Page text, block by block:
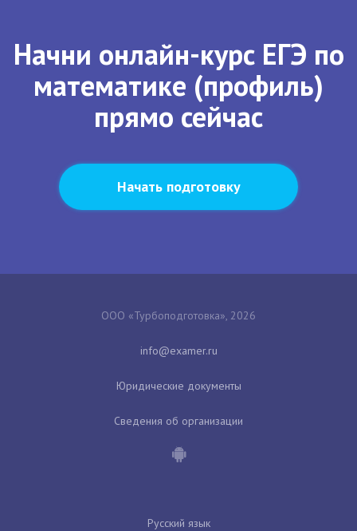
Начни онлайн-курс ЕГЭ по
математике (профиль)
прямо сейчас
Начать подготовку
ООО «Турбоподготовка», 2026
Юридические документы
Сведения об организации
Русский язык